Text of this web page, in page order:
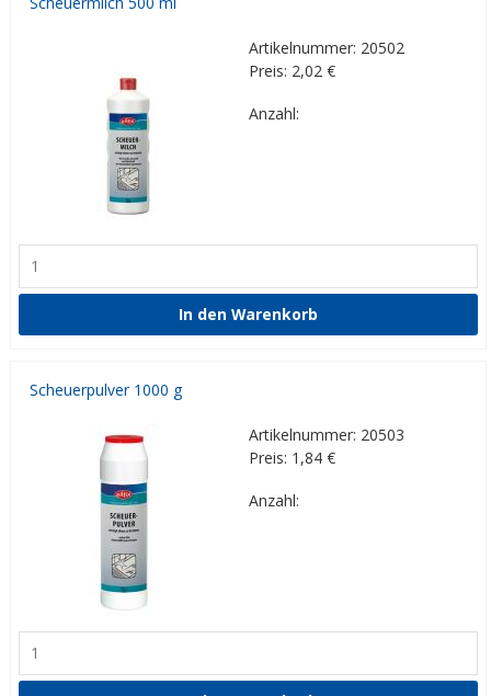
Artikelnummer: 20502
Preis: 2,02 €
Anzahl:
Scheuerpulver 1000 g
Artikelnummer: 20503
Preis: 1,84 €
Anzahl: